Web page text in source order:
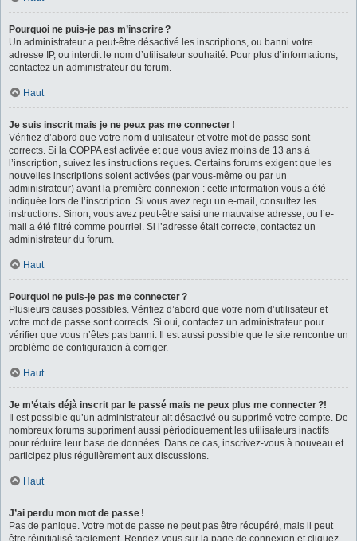
Pourquoi ne puis-je pas m’inscrire ?
Un administrateur a peut-être désactivé les inscriptions, ou banni votre
adresse IP, ou interdit le nom d’utilisateur souhaité. Pour plus d’informations,
contactez un administrateur du forum.
Haut
Je suis inscrit mais je ne peux pas me connecter !
Vérifiez d’abord que votre nom d’utilisateur et votre mot de passe sont
corrects. Si la COPPA est activée et que vous aviez moins de 13 ans à
l’inscription, suivez les instructions reçues. Certains forums exigent que les
nouvelles inscriptions soient activées (par vous-même ou par un
administrateur) avant la première connexion : cette information vous a été
indiquée lors de l’inscription. Si vous avez reçu un e-mail, consultez les
instructions. Sinon, vous avez peut-être saisi une mauvaise adresse, ou l’e-
mail a été filtré comme pourriel. Si l’adresse était correcte, contactez un
administrateur du forum.
Haut
Pourquoi ne puis-je pas me connecter ?
Plusieurs causes possibles. Vérifiez d’abord que votre nom d’utilisateur et
votre mot de passe sont corrects. Si oui, contactez un administrateur pour
vérifier que vous n’êtes pas banni. Il est aussi possible que le site rencontre un
problème de configuration à corriger.
Haut
Je m’étais déjà inscrit par le passé mais ne peux plus me connecter ?!
Il est possible qu’un administrateur ait désactivé ou supprimé votre compte. De
nombreux forums suppriment aussi périodiquement les utilisateurs inactifs
pour réduire leur base de données. Dans ce cas, inscrivez-vous à nouveau et
participez plus régulièrement aux discussions.
Haut
J’ai perdu mon mot de passe !
Pas de panique. Votre mot de passe ne peut pas être récupéré, mais il peut
être réinitialisé facilement. Rendez-vous sur la page de connexion et cliquez